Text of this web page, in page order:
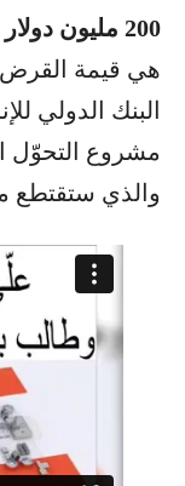
200 مليون دولار
هي قيمة القرض
البنك الدولي
مشروع التحوّل
والذي ستقتطع